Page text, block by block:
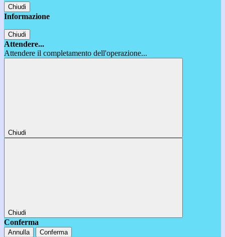
Chiudi
Informazione
Chiudi
Attendere...
Attendere il completamento dell'operazione...
Chiudi
Chiudi
Conferma
Annulla Conferma